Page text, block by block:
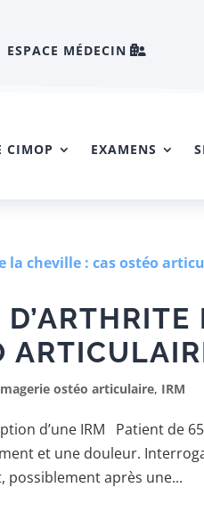
ESPACE MÉDECIN
CIMOP EXAMENS
ostéo articulaire, IRM
d’une IRM Patient de
et une douleur.
possiblement après une...